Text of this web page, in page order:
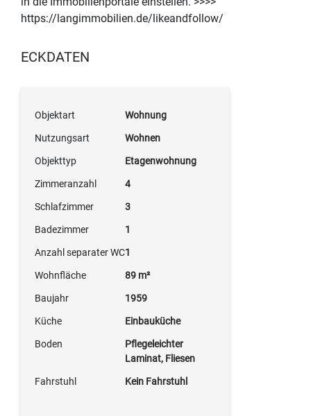
https://langimmobilien.de/likeandfollow/
ECKDATEN
Objektart Wohnung
Nutzungsart Wohnen
Objekttyp Etagenwohnung
Zimmeranzahl 4
Schlafzimmer 3
Badezimmer 1
Anzahl separater WC1
Wohnfläche 89 m²
Baujahr 1959
Küche Einbauküche
Boden
Pflegeleichter
Laminat, Fliesen
Fahrstuhl Kein Fahrstuhl